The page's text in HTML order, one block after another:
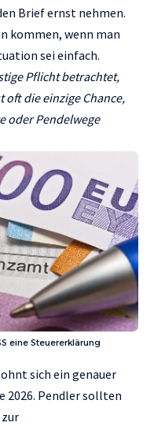
Brief ernst nehmen.
kommen, wenn man
sei einfach.
Pflicht betrachtet,
oft die einzige Chance,
oder Pendelwege
eine Steuererklärung
sich ein genauer
2026. Pendler sollten